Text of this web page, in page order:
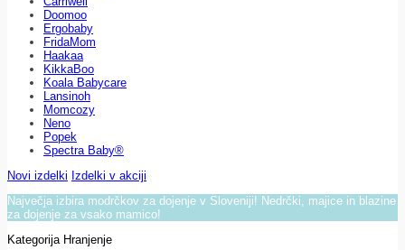
Doomoo
Ergobaby
FridaMom
Haakaa
KikkaBoo
Koala Babycare
Lansinoh
Momcozy
Neno
Popek
Spectra Baby®
Novi izdelki Izdelki v akciji
Največja izbira modrčkov za dojenje v Sloveniji! Nedrčki, majice in blazine
za dojenje za vsako mamico!
Kategorija Hranjenje